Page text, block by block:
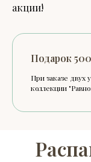
акции!
Подарок
При заказе двух
коллекции